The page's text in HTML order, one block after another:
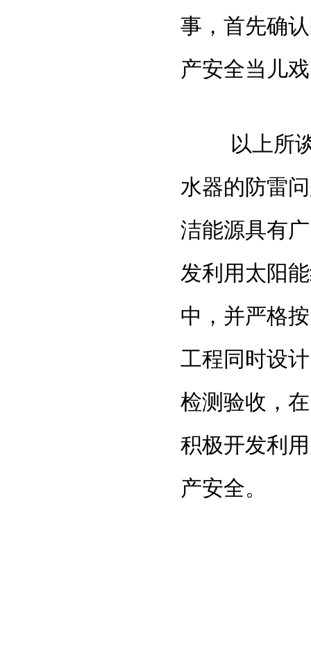
事，首先确
产安全当儿
以上所谈
水器的防雷
洁能源具有
发利用太阳
中，并严格
工程同时设
检测验收，
积极开发利
产安